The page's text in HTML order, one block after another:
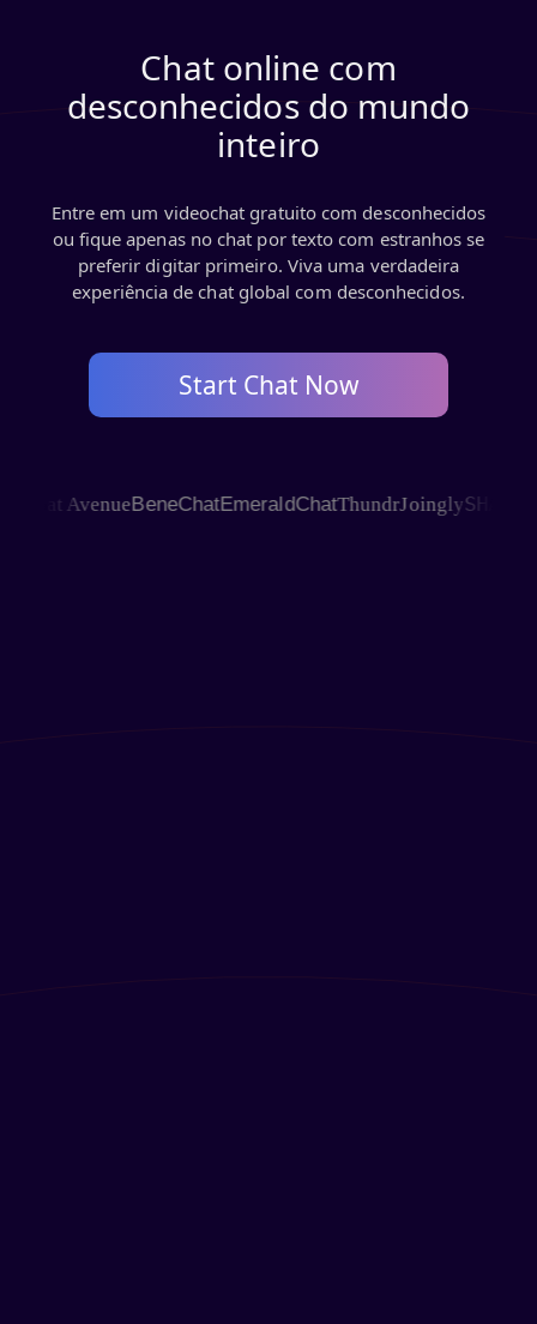
Chat online com
desconhecidos do mundo
inteiro
Entre em um videochat gratuito com desconhecidos
ou fique apenas no chat por texto com estranhos se
preferir digitar primeiro. Viva uma verdadeira
experiência de chat global com desconhecidos.
Start Chat Now
AvenueBeneChatEmeraldChatThundrJoinglySHAGLE